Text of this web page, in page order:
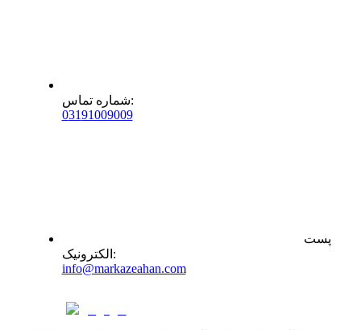
شماره تماس:
03191009009
پست
الکترونیک :
info@markazeahan.com